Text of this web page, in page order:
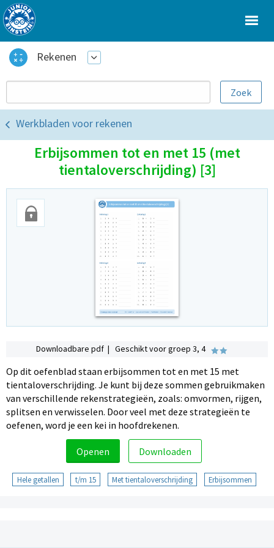
Rekenen
Werkbladen voor rekenen
Erbijsommen tot en met 15 (met
tientaloverschrijding) [3]
Downloadbare pdf | Geschikt voor groep 3, 4
Op dit oefenblad staan erbijsommen tot en met 15 met
tientaloverschrijding. Je kunt bij deze sommen gebruikmaken
van verschillende rekenstrategieën, zoals: omvormen, rijgen,
splitsen en verwisselen. Door veel met deze strategieën te
oefenen, word je een kei in hoofdrekenen.
Openen Downloaden
Hele getallen t/m 15 Met tientaloverschrijding Erbijsommen